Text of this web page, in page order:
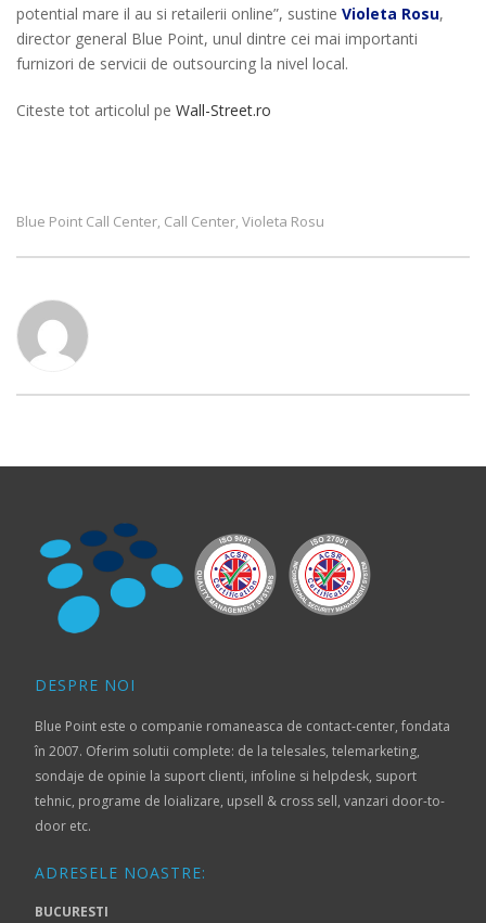
potential mare il au si retailerii online”, sustine Violeta Rosu,
director general Blue Point, unul dintre cei mai importanti
furnizori de servicii de outsourcing la nivel local.
Citeste tot articolul pe Wall-Street.ro
Blue Point Call Center, Call Center, Violeta Rosu
DESPRE NOI
Blue Point este o companie romaneasca de contact-center, fondata
în 2007. Oferim solutii complete: de la telesales, telemarketing,
sondaje de opinie la suport clienti, infoline si helpdesk, suport
tehnic, programe de loializare, upsell & cross sell, vanzari door-to-
door etc.
ADRESELE NOASTRE:
BUCURESTI